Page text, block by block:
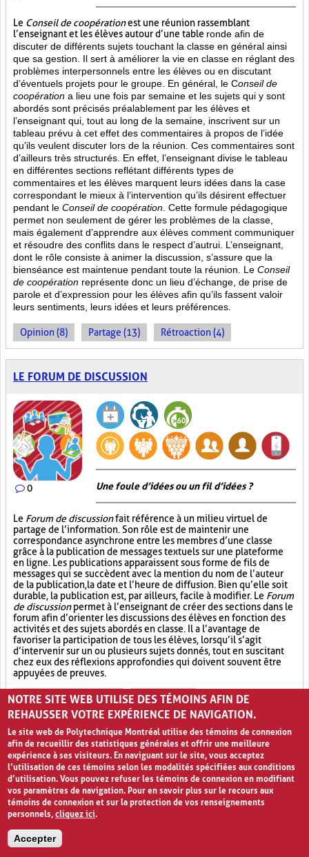
Le Conseil de coopérationest une réunion rassemblant
l’enseignant et les élèves autour d’une table ronde afin de
discuter de différents sujets touchant la classe en général ainsi
que sa gestion. Il sert à améliorer la vie en classe en réglant des
problèmes interpersonnels entre les élèves ou en discutant
d’éventuels projets pour le groupe. En général, le Conseil de
coopération a lieu une fois par semaine et les sujets qui y sont
abordés sont précisés préalablement par les élèves et
l’enseignant qui, tout au long de la semaine, inscrivent sur un
tableau prévu à cet effet des commentaires à propos de l’idée
qu’ils veulent discuter lors de la réunion. Ces commentaires sont
d’ailleurs très structurés. En effet, l’enseignant divise le tableau
en différentes sections reflétant différents types de
commentaires et les élèves marquent leurs idées dans la case
correspondant le mieux à l’intervention qu’ils désirent effectuer
pendant le Conseil de coopération . Cette formule pédagogique
permet non seulement de gérer les problèmes de la classe,
mais également d’apprendre aux élèves comment communiquer
et résoudre des conflits dans le respect d’autrui. L’enseignant,
dont le rôle consiste à animer la discussion, s’assure que la
bienséance est maintenue pendant toute la réunion. Le Conseil
de coopération représente donc un lieu d’échange, de prise de
parole et d’expression pour les élèves afin qu’ils fassent valoir
leurs sentiments, leurs idées et leurs préférences.
Opinion (8) Partage (13) Rétroaction (4)
LE FORUM DE DISCUSSION
0 Une foule d’idées ou un fil d’idées ?
Le Forum de discussionfait référence à un milieu virtuel de
partage de l’information. Son rôle est de maintenir une
correspondance asynchrone entre les membres d’une classe
grâce à la publication de messages textuels sur une plateforme
en ligne. Les publications apparaissent sous forme de fils de
messages qui se succèdent avec la mention du nom de l’auteur
de la publication, la date et l’heure de diffusion. Bien qu’elle soit
durable, la publication est, par ailleurs, facile à modifier. Le Forum
de discussionpermet à l’enseignant de créer des sections dans le
forum afin d’orienter les discussions des élèves en fonction des
activités et des sujets abordés en classe. Il a l’avantage de
favoriser la participation de tous les élèves, lorsqu’il s’agit
d’intervenir sur un ou plusieurs sujets donnés, tout en suscitant
chez eux des réflexions approfondies qui doivent souvent être
appuyées de preuves.
Participation active (6) Partage (13)
Outil électronique (4)
PAGES
« ‹ 1 2 3 4 › »
NOTRE SITE WEB UTILISE DES TÉMOINS AFIN DE
REHAUSSER VOTRE EXPÉRIENCE DE NAVIGATION.
Le site web de Polytechnique Montréal utilise des témoins de connexion
afin de recueillir des statistiques générales et offrir une meilleure
expérience à ses visiteurs. En naviguant sur le site, vous acceptez
l’utilisation de ces témoins selon les modalités spécifiées aux conditions
d’utilisation. Vous pouvez refuser les témoins de connexion en modifiant
vos paramètres de navigation. Pour en savoir plus sur le recours aux
témoins de connexion et sur la protection de vos renseignements
personnels,cliquez ici.
Accepter